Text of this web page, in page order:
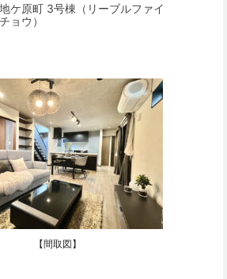
ケ原町 3号棟（リーブルファイ
ョウ）
【間取図】